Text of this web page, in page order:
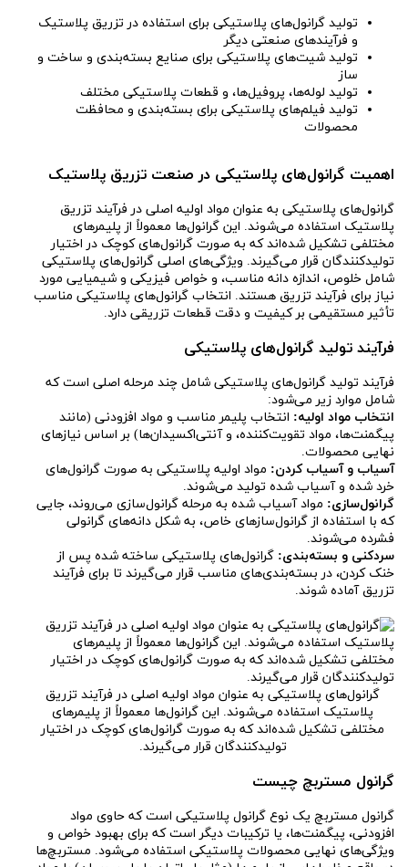
تولید گرانول‌های پلاستیکی برای استفاده در تزریق پلاستیک
و فرآیندهای صنعتی دیگر
تولید شیت‌های پلاستیکی برای صنایع بسته‌بندی و ساخت و
ساز
تولید لوله‌ها، پروفیل‌ها، و قطعات پلاستیکی مختلف
تولید فیلم‌های پلاستیکی برای بسته‌بندی و محافظت
محصولات
اهمیت گرانول‌های پلاستیکی در صنعت تزریق پلاستیک
گرانول‌های پلاستیکی به عنوان مواد اولیه اصلی در فرآیند تزریق
پلاستیک استفاده می‌شوند. این گرانول‌ها معمولاً از پلیمرهای
مختلفی تشکیل شده‌اند که به صورت گرانول‌های کوچک در اختیار
تولیدکنندگان قرار می‌گیرند. ویژگی‌های اصلی گرانول‌های پلاستیکی
شامل خلوص، اندازه دانه مناسب، و خواص فیزیکی و شیمیایی مورد
نیاز برای فرآیند تزریق هستند. انتخاب گرانول‌های پلاستیکی مناسب
تأثیر مستقیمی بر کیفیت و دقت قطعات تزریقی دارد.
فرآیند تولید گرانول‌های پلاستیکی
فرآیند تولید گرانول‌های پلاستیکی شامل چند مرحله اصلی است که
شامل موارد زیر می‌شود:
انتخاب مواد اولیه: انتخاب پلیمر مناسب و مواد افزودنی (مانند
پیگمنت‌ها، مواد تقویت‌کننده، و آنتی‌اکسیدان‌ها) بر اساس نیازهای
نهایی محصولات.
آسیاب و آسیاب کردن: مواد اولیه پلاستیکی به صورت گرانول‌های
خرد شده و آسیاب شده تولید می‌شوند.
گرانول‌سازی: مواد آسیاب شده به مرحله گرانول‌سازی می‌روند، جایی
که با استفاده از گرانول‌سازهای خاص، به شکل دانه‌های گرانولی
فشرده می‌شوند.
سردکنی و بسته‌بندی: گرانول‌های پلاستیکی ساخته شده پس از
خنک کردن، در بسته‌بندی‌های مناسب قرار می‌گیرند تا برای فرآیند
تزریق آماده شوند.
گرانول‌های پلاستیکی به عنوان مواد اولیه اصلی در فرآیند تزریق
پلاستیک استفاده می‌شوند. این گرانول‌ها معمولاً از پلیمرهای
مختلفی تشکیل شده‌اند که به صورت گرانول‌های کوچک در اختیار
تولیدکنندگان قرار می‌گیرند.
گرانول مستربچ چیست
گرانول مستربچ یک نوع گرانول پلاستیکی است که حاوی مواد
افزودنی، پیگمنت‌ها، یا ترکیبات دیگر است که برای بهبود خواص و
ویژگی‌های نهایی محصولات پلاستیکی استفاده می‌شود. مستربچ‌ها